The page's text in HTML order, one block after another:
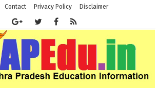
Contact Privacy Policy Disclaimer